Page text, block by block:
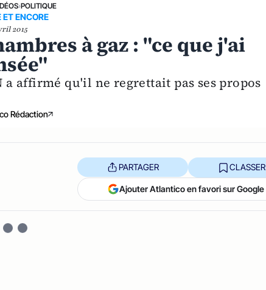
›POLITIQUE
ET ENCORE
2015
à gaz : "ce que j'ai
affirmé qu'il ne regrettait pas ses propos
Rédaction
PARTAGER CLASSER
Ajouter Atlantico en favori sur Google